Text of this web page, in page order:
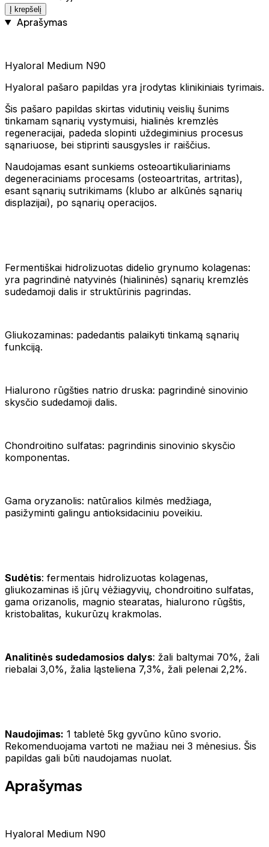
Į krepšelį
Aprašymas
Hyaloral Medium N90
Hyaloral pašaro papildas yra įrodytas klinikiniais tyrimais.
Šis pašaro papildas skirtas vidutinių veislių šunims
tinkamam sąnarių vystymuisi, hialinės kremzlės
regeneracijai, padeda slopinti uždegiminius procesus
sąnariuose, bei stiprinti sausgysles ir raiščius.
Naudojamas esant sunkiems osteoartikuliariniams
degeneraciniams procesams (osteoartritas, artritas),
esant sąnarių sutrikimams (klubo ar alkūnės sąnarių
displazijai), po sąnarių operacijos.
Fermentiškai hidrolizuotas didelio grynumo kolagenas:
yra pagrindinė natyvinės (hialininės) sąnarių kremzlės
sudedamoji dalis ir struktūrinis pagrindas.
Gliukozaminas: padedantis palaikyti tinkamą sąnarių
funkciją.
Hialurono rūgšties natrio druska: pagrindinė sinovinio
skysčio sudedamoji dalis.
Chondroitino sulfatas: pagrindinis sinovinio skysčio
komponentas.
Gama oryzanolis: natūralios kilmės medžiaga,
pasižyminti galingu antioksidaciniu poveikiu.
Sudėtis: fermentais hidrolizuotas kolagenas,
gliukozaminas iš jūrų vėžiagyvių, chondroitino sulfatas,
gama orizanolis, magnio stearatas, hialurono rūgštis,
kristobalitas, kukurūzų krakmolas.
Analitinės sudedamosios dalys: žali baltymai 70%, žali
riebalai 3,0%, žalia ląsteliena 7,3%, žali pelenai 2,2%.
Naudojimas: 1 tabletė 5kg gyvūno kūno svorio.
Rekomenduojama vartoti ne mažiau nei 3 mėnesius. Šis
papildas gali būti naudojamas nuolat.
Aprašymas
Hyaloral Medium N90